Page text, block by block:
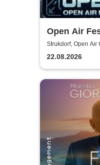
Open Air
Strukdorf, Open Air
22.08.2026